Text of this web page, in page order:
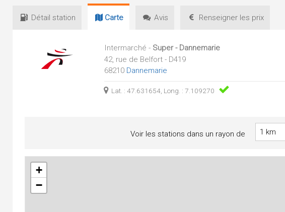
Détail station Carte Avis Renseigner les prix
Intermarché - Super - Dannemarie
42, rue de Belfort - D419
68210 Dannemarie
Lat. : 47.631654, Long. : 7.109270
Voir les stations dans un rayon de
+
−